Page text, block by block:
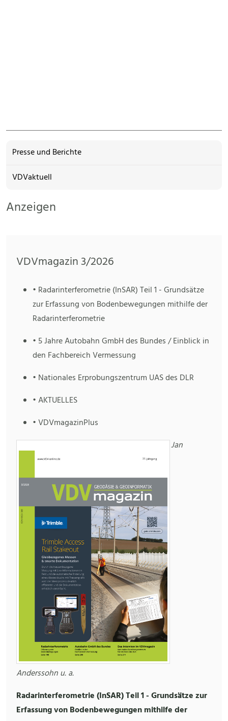
Presse und Berichte
VDVaktuell
Anzeigen
VDVmagazin 3/2026
• Radarinterferometrie (InSAR) Teil 1 - Grundsätze
zur Erfassung von Bodenbewegungen mithilfe der
Radarinterferometrie
• 5 Jahre Autobahn GmbH des Bundes / Einblick in
den Fachbereich Vermessung
• Nationales Erprobungszentrum UAS des DLR
• AKTUELLES
• VDVmagazinPlus
Jan
Anderssohn u. a.
Radarinterferometrie (InSAR) Teil 1 - Grundsätze zur
Erfassung von Bodenbewegungen mithilfe der